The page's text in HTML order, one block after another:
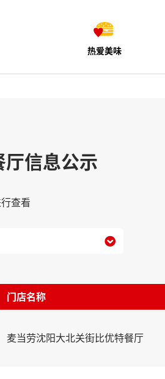
热爱美味
厅信息公示
查看

门店名称
麦当劳沈阳大北关街比优特餐厅